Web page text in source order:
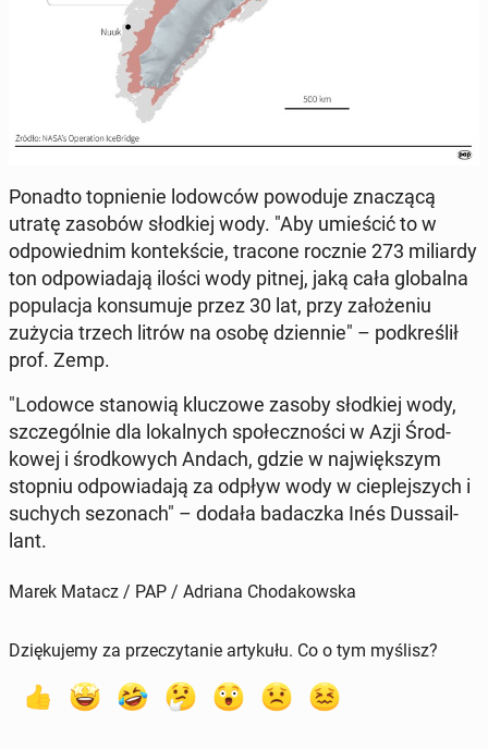
Ponadto top­nie­nie lodow­ców powodu­je znaczącą
utratę zasobów słod­kiej wody. "Aby umieś­cić to w
odpowied­nim kon­tekś­cie, tracone rocznie 273 mil­iardy
ton odpowiada­ją ilości wody pitnej, jaką cała glob­al­na
pop­u­lac­ja kon­sumu­je przez 30 lat, przy za­łoże­niu
zużycia trzech litrów na osobę dzi­en­nie" – pod­kreślił
prof. Zemp.
"Lodowce stanow­ią kluc­zowe zasoby słod­kiej wody,
szczegól­nie dla lokalnych społecznoś­ci w Azji Środ­
kowej i środ­kowych Andach, gdzie w na­jwięk­szym
stopniu odpowiada­ją za odpływ wody w cieple­jszych i
suchych se­zonach" – dodała badacz­ka Inés Dus­sail­
lant.
Marek Matacz / PAP / Adriana Chodakowska
Dziękujemy za przeczytanie artykułu. Co o tym myślisz?